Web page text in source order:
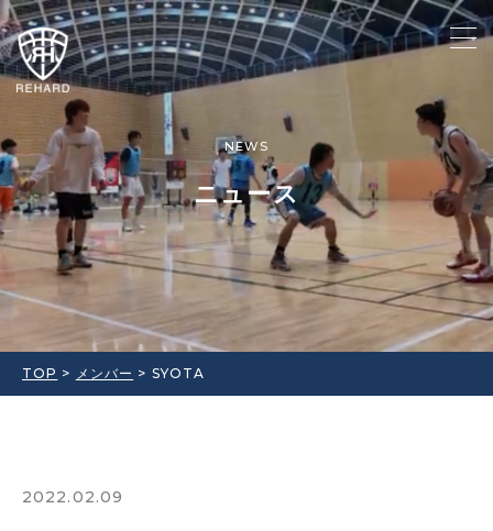
NEWS
ニュース
TOP > メンバー > SYOTA
2022.02.09